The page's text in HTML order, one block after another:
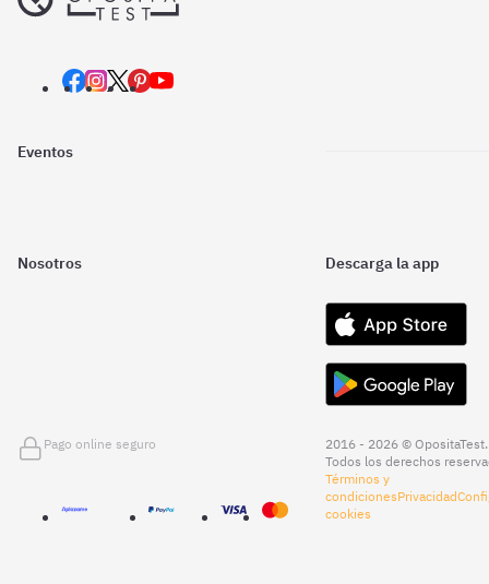
Eventos
Nosotros Descarga la app
Pago online seguro
2016 - 2026 © OpositaTest.
Todos los derechos
Términos y
condicionesPrivacidad
cookies